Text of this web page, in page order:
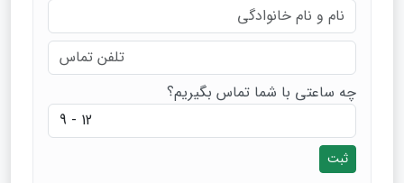
چه ساعتی با شما تماس بگیریم؟
ثبت